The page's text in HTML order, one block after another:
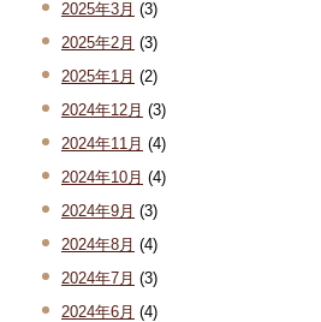
2025年3月 (3)
2025年2月 (3)
2025年1月 (2)
2024年12月 (3)
2024年11月 (4)
2024年10月 (4)
2024年9月 (3)
2024年8月 (4)
2024年7月 (3)
2024年6月 (4)